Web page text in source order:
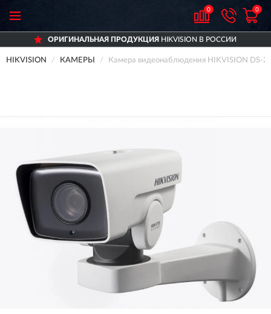
0 0
ОРИГИНАЛЬНАЯ ПРОДУКЦИЯHIKVISION В РОССИИ
HIKVISION КАМЕРЫ Камера видеонаблюдения HIKVISION DS-